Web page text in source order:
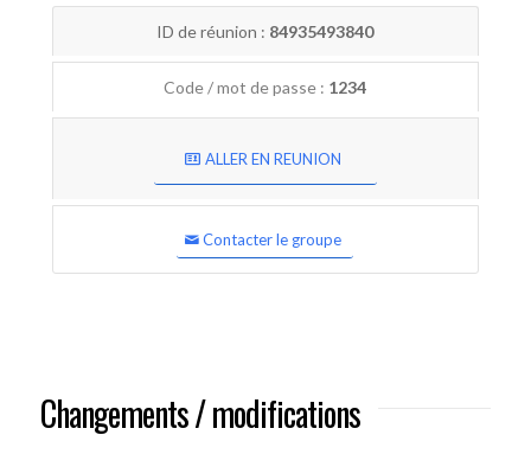
ID de réunion : 84935493840
Code / mot de passe : 1234
ALLER EN REUNION
Contacter le groupe
Changements / modifications